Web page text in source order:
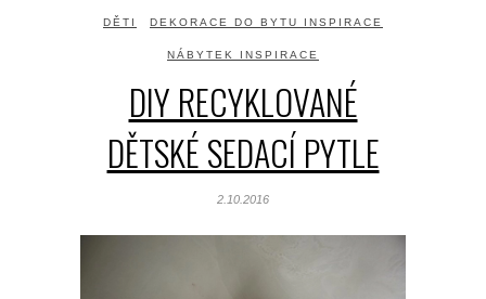
DĚTI DEKORACE DO BYTU INSPIRACE
NÁBYTEK INSPIRACE
DIY RECYKLOVANÉ
DĚTSKÉ SEDACÍ PYTLE
2.10.2016